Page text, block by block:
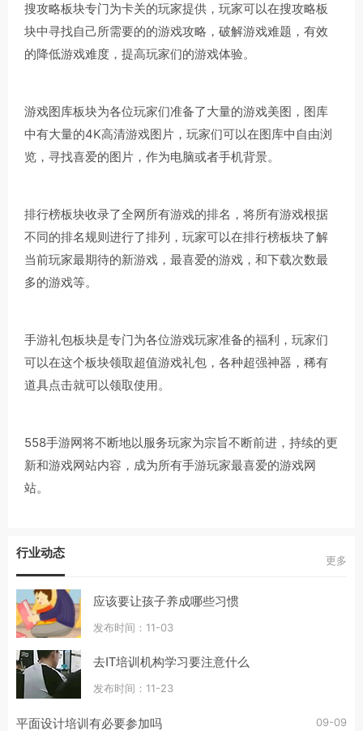
搜攻略板块专门为卡关的玩家提供，玩家可以在搜攻略板
块中寻找自己所需要的的游戏攻略，破解游戏难题，有效
的降低游戏难度，提高玩家们的游戏体验。
游戏图库板块为各位玩家们准备了大量的游戏美图，图库
中有大量的4K高清游戏图片，玩家们可以在图库中自由浏
览，寻找喜爱的图片，作为电脑或者手机背景。
排行榜板块收录了全网所有游戏的排名，将所有游戏根据
不同的排名规则进行了排列，玩家可以在排行榜板块了解
当前玩家最期待的新游戏，最喜爱的游戏，和下载次数最
多的游戏等。
手游礼包板块是专门为各位游戏玩家准备的福利，玩家们
可以在这个板块领取超值游戏礼包，各种超强神器，稀有
道具点击就可以领取使用。
558手游网将不断地以服务玩家为宗旨不断前进，持续的更
新和游戏网站内容，成为所有手游玩家最喜爱的游戏网
站。
行业动态 更多
应该要让孩子养成哪些习惯
发布时间：11-03
去IT培训机构学习要注意什么
发布时间：11-23
平面设计培训有必要参加吗 09-09